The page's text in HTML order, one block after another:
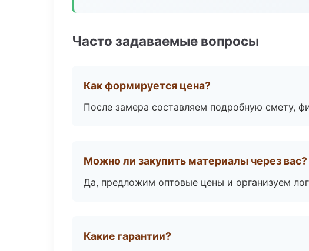
Часто задаваемые вопросы
Как формируется цена?
После замера составляем подробную смету,
Можно ли закупить материалы через вас?
Да, предложим оптовые цены и организуем
Какие гарантии?